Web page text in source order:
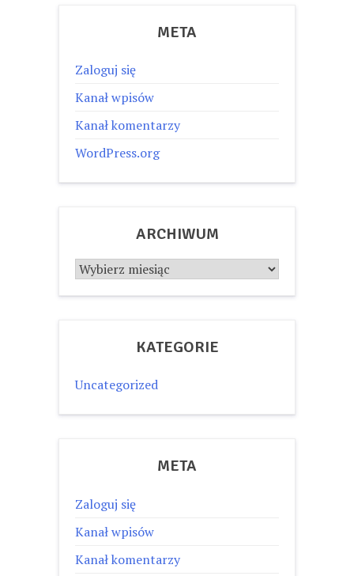
META
Zaloguj się
Kanał wpisów
Kanał komentarzy
WordPress.org
ARCHIWUM
Archiwum
KATEGORIE
Uncategorized
META
Zaloguj się
Kanał wpisów
Kanał komentarzy